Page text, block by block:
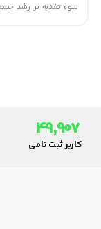
سوء تغذيه بر رشد
انسان، يعنی دوران
خوارگی، به خوبی درک
49,907
کاربر ثبت نامی